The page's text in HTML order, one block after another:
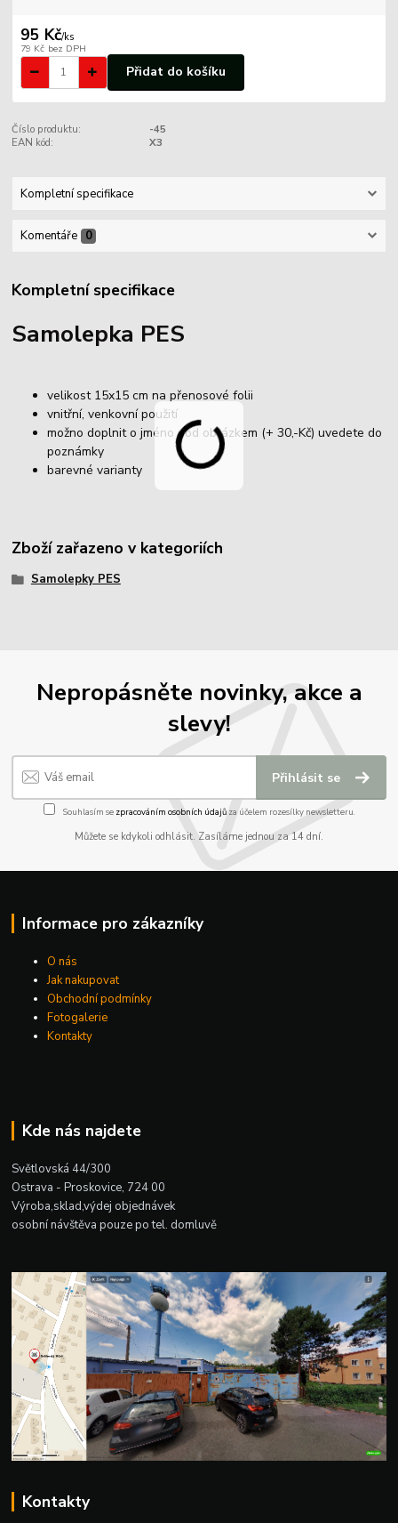
95 Kč/ks
79 Kč bez DPH
Přidat do košíku
Číslo produktu:
-45
EAN kód:
X3
Kompletní specifikace
Komentáře 0
Kompletní specifikace
Samolepka PES
velikost 15x15 cm na přenosové folii
vnitřní, venkovní použití
možno doplnit o jméno pod obrázkem (+ 30,-Kč) uvedete do
poznámky
barevné varianty
Zboží zařazeno v kategoriích
Samolepky PES
Nepropásněte novinky, akce a
slevy!
Přihlásit se
Souhlasím se zpracováním osobních údajůza účelem rozesílky newsletteru.
Můžete se kdykoli odhlásit. Zasíláme jednou za 14 dní.
Informace pro zákazníky
O nás
Jak nakupovat
Obchodní podmínky
Fotogalerie
Kontakty
Kde nás najdete
Světlovská 44/300
Ostrava - Proskovice, 724 00
Výroba,sklad,výdej objednávek
osobní návštěva pouze po tel. domluvě
Kontakty